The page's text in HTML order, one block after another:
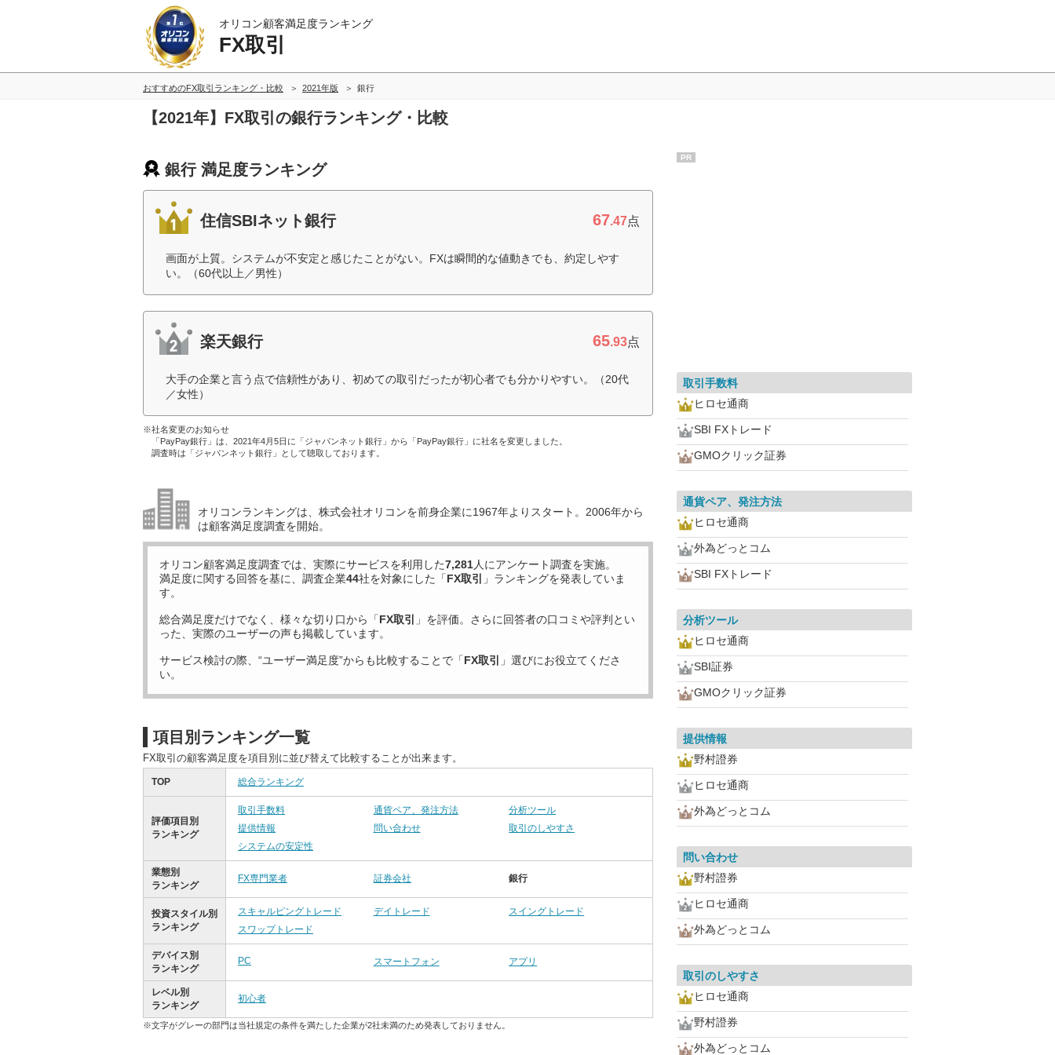
オリコン顧客満足度ランキング
FX取引
おすすめのFX取引ランキング・比較 2021年版 銀行
【2021年】FX取引の銀行ランキング・比較
銀行 満足度ランキング
住信SBIネット銀行 67.47点
画面が上質。システムが不安定と感じたことがない。FXは瞬間的な値動きでも、約定しやす
い。（60代以上／男性）
楽天銀行 65.93点
大手の企業と言う点で信頼性があり、初めての取引だったが初心者でも分かりやすい。（20代
／女性）
※社名変更のお知らせ
「PayPay銀行」は、2021年4月5日に「ジャパンネット銀行」から「PayPay銀行」に社名を変更しました。
調査時は「ジャパンネット銀行」として聴取しております。
オリコンランキングは、株式会社オリコンを前身企業に1967年よりスタート。2006年から
は顧客満足度調査を開始。
オリコン顧客満足度調査では、実際にサービスを利用した7,281人にアンケート調査を実施。
満足度に関する回答を基に、調査企業44社を対象にした「FX取引
」ランキングを発表していま
す。
総合満足度だけでなく、様々な切り口から「FX取引
」を評価。さらに回答者の口コミや評判とい
った、実際のユーザーの声も掲載しています。
サービス検討の際、“ユーザー満足度”からも比較することで「FX取引
」選びにお役立てくださ
い。
項目別ランキング一覧
FX取引の顧客満足度を項目別に並び替えて比較することが出来ます。
TOP 総合ランキング
評価項目別
ランキング
取引手数料 通貨ペア、発注方法
分析ツール
提供情報
問い合わせ
取引のしやすさ
システムの安定性
業態別
ランキング
FX専門業者 証券会社 銀行
投資スタイル別
ランキング
スキャルピングトレード デイトレード
スイングトレード
スワップトレード
デバイス別
ランキング
PC スマートフォン アプリ
レベル別
ランキング
初心者
※文字がグレーの部門は当社規定の条件を満たした企業が2社未満のため発表しておりません。
PR
取引手数料
ヒロセ通商
SBI FXトレード
GMOクリック証券
通貨ペア、発注方法
ヒロセ通商
外為どっとコム
SBI FXトレード
分析ツール
ヒロセ通商
SBI証券
GMOクリック証券
提供情報
野村證券
ヒロセ通商
外為どっとコム
問い合わせ
野村證券
ヒロセ通商
外為どっとコム
取引のしやすさ
ヒロセ通商
野村證券
外為どっとコム